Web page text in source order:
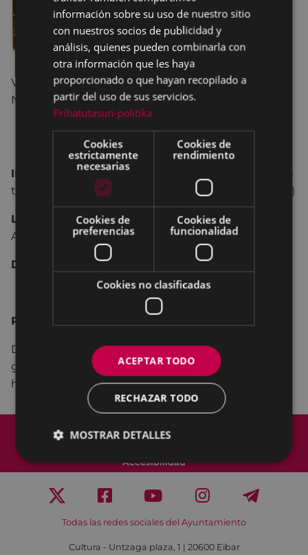
Visitas guiadas por Eibar a cargo de la historiadora
Nerea Alustiza.
15 MAYO 11:30 - 13:30 EUSKERA
22 MAYO 11:30 - 13:30 CASTELLANO
Inscripción: museoa@eibar.eus o llamando al nº de
teléfono 943 708446 (hasta el día anterior a la visita)
Lugar de salida:Estación principal de Euskotren -
Al lado de la estatua de los dulzaineros.
Duración: dos horas
PUERTAS ABIERTAS
Del 18 al 22 de mayo puertas abiertas y entrada
gratuita al Museo de la Industria Armera, en el
horario habitual.
Política de cookies
Accesibilidad
Todas las redes sociales del Ayuntamiento
Cultura - Untzaga plaza, 1 | 20600 Eibar
información sobre su uso de nuestro sitio
con nuestros socios de publicidad y
análisis, quienes pueden combinarla con
otra información que les haya
proporcionado o que hayan recopilado a
partir del uso de sus servicios.
Pribatutasun-politika
Cookies
estrictamente
necesarias
Cookies de
rendimiento
Cookies de
preferencias
Cookies de
funcionalidad
Cookies no clasificadas
ACEPTAR TODO
RECHAZAR TODO
MOSTRAR DETALLES